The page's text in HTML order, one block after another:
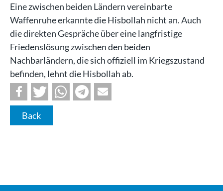
Eine zwischen beiden Ländern vereinbarte
Waffenruhe erkannte die Hisbollah nicht an. Auch
die direkten Gespräche über eine langfristige
Friedenslösung zwischen den beiden
Nachbarländern, die sich offiziell im Kriegszustand
befinden, lehnt die Hisbollah ab.
Back